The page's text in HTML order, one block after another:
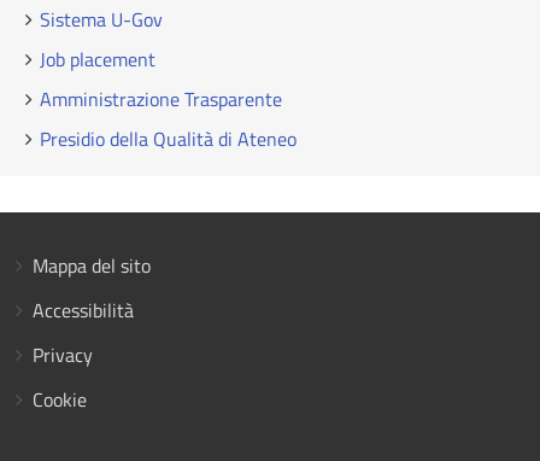
Sistema U-Gov
Job placement
Amministrazione Trasparente
Presidio della Qualità di Ateneo
Mappa del sito
Accessibilità
Privacy
Cookie